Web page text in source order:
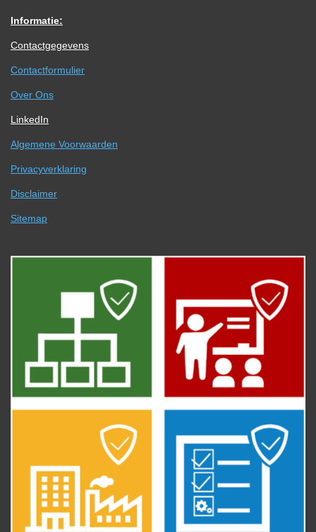
Informatie:
Contactgegevens
Contactformulier
Over Ons
LinkedIn
Algemene Voorwaarden
Privacyverklaring
Disclaimer
Sitemap